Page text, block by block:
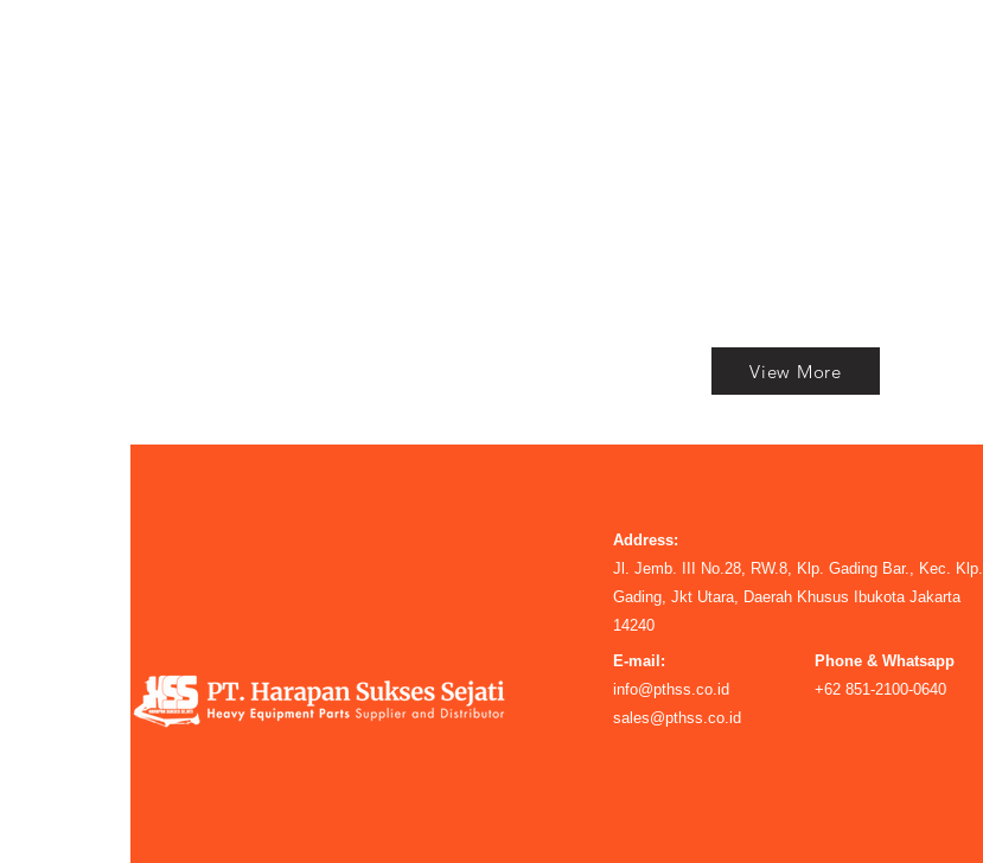
View More
Address:
Jl. Jemb. III No.28, RW.8, Klp. Gading Bar., Kec. Klp.
Gading, Jkt Utara, Daerah Khusus Ibukota Jakarta
14240
E-mail:
info@pthss.co.id
sales@pthss.co.id
Phone & Whatsapp
+62 851-2100-0640